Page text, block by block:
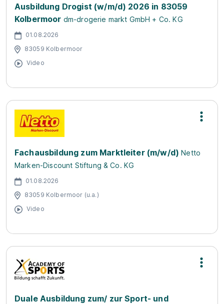
Ausbildung Drogist (w/m/d) 2026 in 83059
Kolbermoor dm-drogerie markt GmbH + Co. KG
01.08.2026
83059 Kolbermoor
Video
Fachausbildung zum Marktleiter (m/w/d) Netto
Marken-Discount Stiftung & Co. KG
01.08.2026
83059 Kolbermoor (u.a.)
Video
Duale Ausbildung zum/ zur Sport- und